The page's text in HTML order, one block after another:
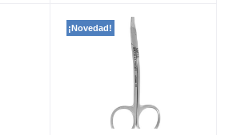
¡Novedad!